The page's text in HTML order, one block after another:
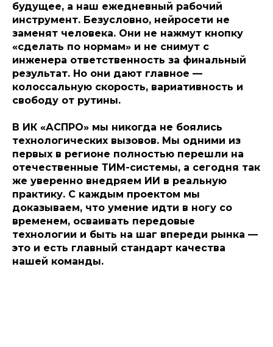
будущее, а наш ежедневный рабочий
инструмент. Безусловно, нейросети не
заменят человека. Они не нажмут кнопку
«сделать по нормам» и не снимут с
инженера ответственность за финальный
результат. Но они дают главное —
колоссальную скорость, вариативность и
свободу от рутины.
В ИК «АСПРО» мы никогда не боялись
технологических вызовов. Мы одними из
первых в регионе полностью перешли на
отечественные ТИМ-системы, а сегодня так
же уверенно внедряем ИИ в реальную
практику. С каждым проектом мы
доказываем, что умение идти в ногу со
временем, осваивать передовые
технологии и быть на шаг впереди рынка —
это и есть главный стандарт качества
нашей команды.